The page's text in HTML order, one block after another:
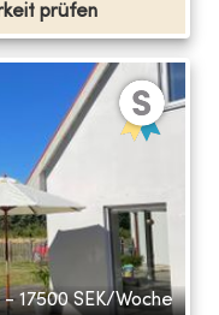
prüfen
- 17500 SEK/Woche